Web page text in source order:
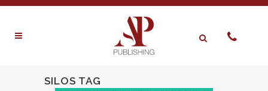
SILOS TAG